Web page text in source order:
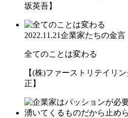
坂英吾】
2022.11.21企業家たちの金言
全てのことは変わる
【(株)ファーストリテイ
正】